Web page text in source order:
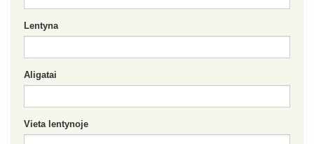
Lentyna
Aligatai
Vieta lentynoje